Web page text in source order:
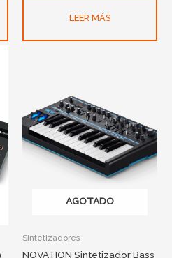
LEER MÁS
AGOTADO
Sintetizadores
NOVATION Sintetizador Bass